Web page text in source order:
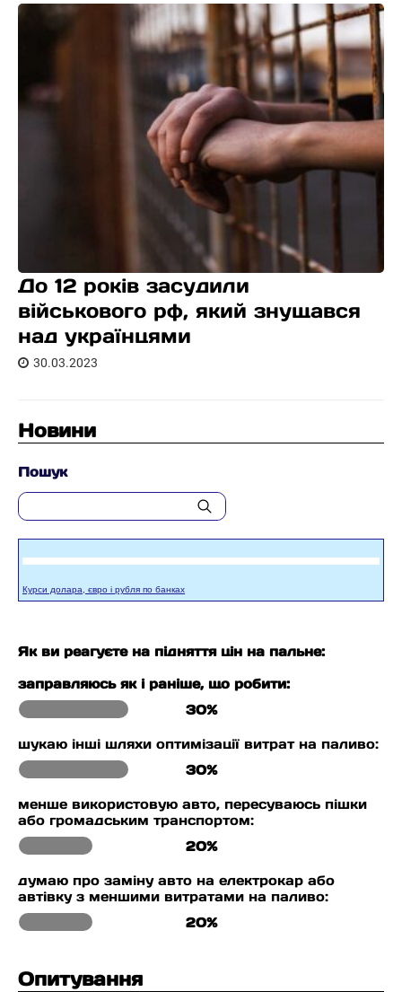
До 12 років засудили
військового рф, який знущався
над українцями
30.03.2023
Новини
Пошук
Курси долара, євро і рубля по банках
Як ви реагуєте на підняття цін на пальне:
заправляюсь як і раніше, що робити:
30%
шукаю інші шляхи оптимізації витрат на паливо:
30%
менше використовую авто, пересуваюсь пішки
або громадським транспортом:
20%
думаю про заміну авто на електрокар або
автівку з меншими витратами на паливо:
20%
Опитування